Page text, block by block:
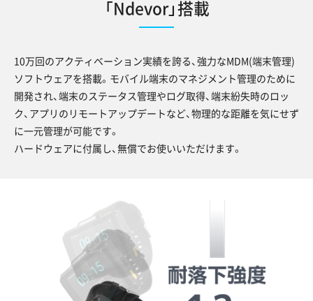
「Ndevor」搭載
10万回のアクティベーション実績を誇る、強力なMDM(端末管理)
ソフトウェアを搭載。モバイル端末のマネジメント管理のために
開発され、端末のステータス管理やログ取得、端末紛失時のロッ
ク、アプリのリモートアップデートなど、物理的な距離を気にせず
に一元管理が可能です。
ハードウェアに付属し、無償でお使いいただけます。